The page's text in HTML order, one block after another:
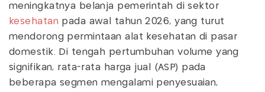
meningkatnya belanja pemerintah di sektor
kesehatan pada awal tahun 2026, yang turut
mendorong permintaan alat kesehatan di pasar
domestik. Di tengah pertumbuhan volume yang
signifikan, rata-rata harga jual (ASP) pada
beberapa segmen mengalami penyesuaian,